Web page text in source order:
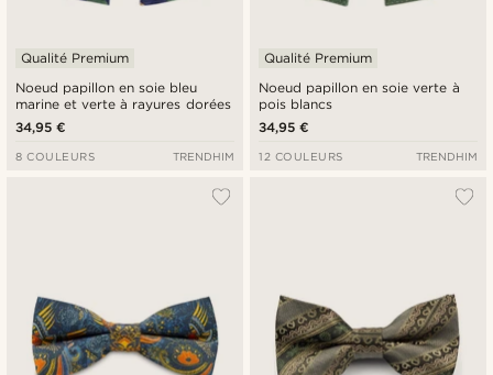
Noeud papillon en soie bleu
marine et verte à rayures dorées
Qualité Premium
34,95 €
8 COULEURS TRENDHIM
Noeud papillon en soie verte à
pois blancs
Qualité Premium
34,95 €
12 COULEURS TRENDHIM